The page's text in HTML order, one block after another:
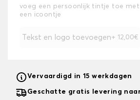
voeg een persoonlijk tintje toe
een icoontje
Tekst en logo toevoegen + 12,00€
Vervaardigd in 15 werkdagen
Geschatte gratis levering